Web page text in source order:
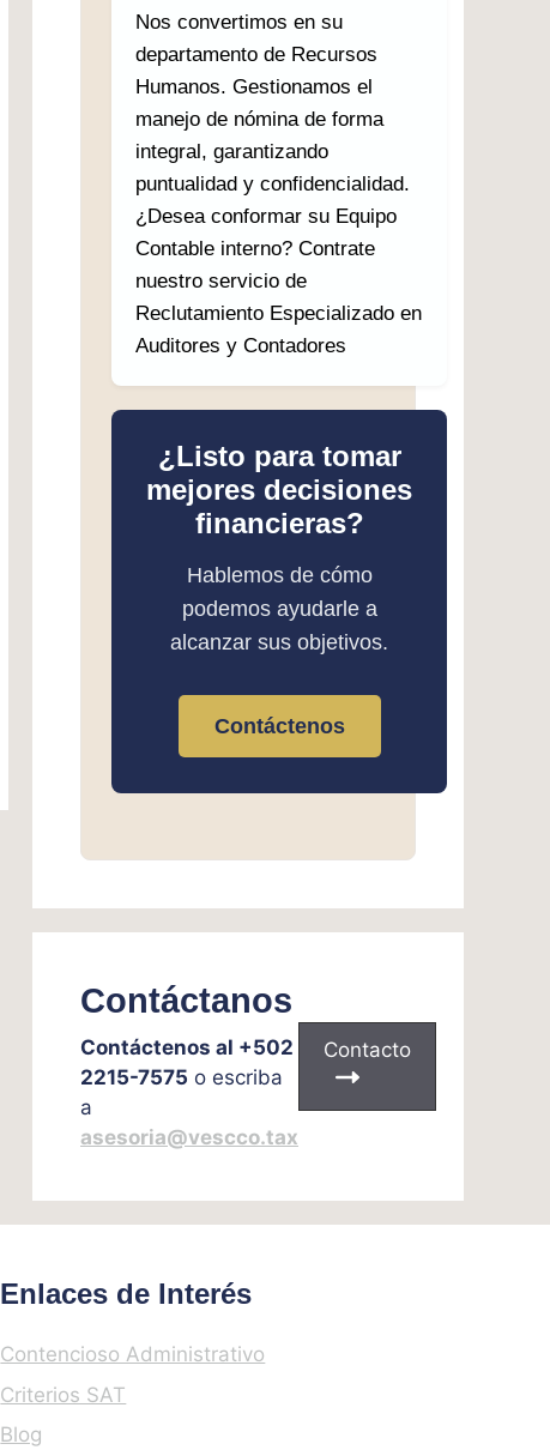
Nos convertimos en su
departamento de Recursos
Humanos. Gestionamos el
manejo de nómina de forma
integral, garantizando
puntualidad y confidencialidad.
¿Desea conformar su Equipo
Contable interno? Contrate
nuestro servicio de
Reclutamiento Especializado en
Auditores y Contadores
¿Listo para tomar
mejores decisiones
financieras?
Hablemos de cómo
podemos ayudarle a
alcanzar sus objetivos.
Contáctenos
Contáctanos
Contáctenos al +502
2215-7575 o escriba
a
asesoria@vescco.tax
Contacto
Enlaces de Interés
Contencioso Administrativo
Criterios SAT
Blog